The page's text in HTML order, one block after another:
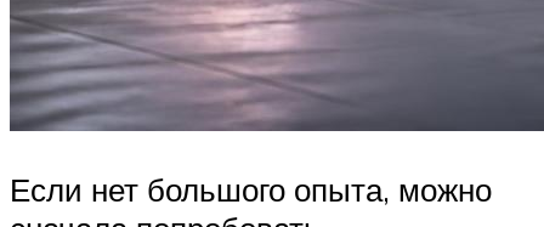
Если нет большого опыта, можно